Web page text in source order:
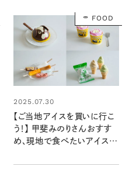
FOOD
2025.07.30
【ご当地アイスを買いに行こ
う！】 甲斐みのりさんおすす
め、現地で食べたいアイス６